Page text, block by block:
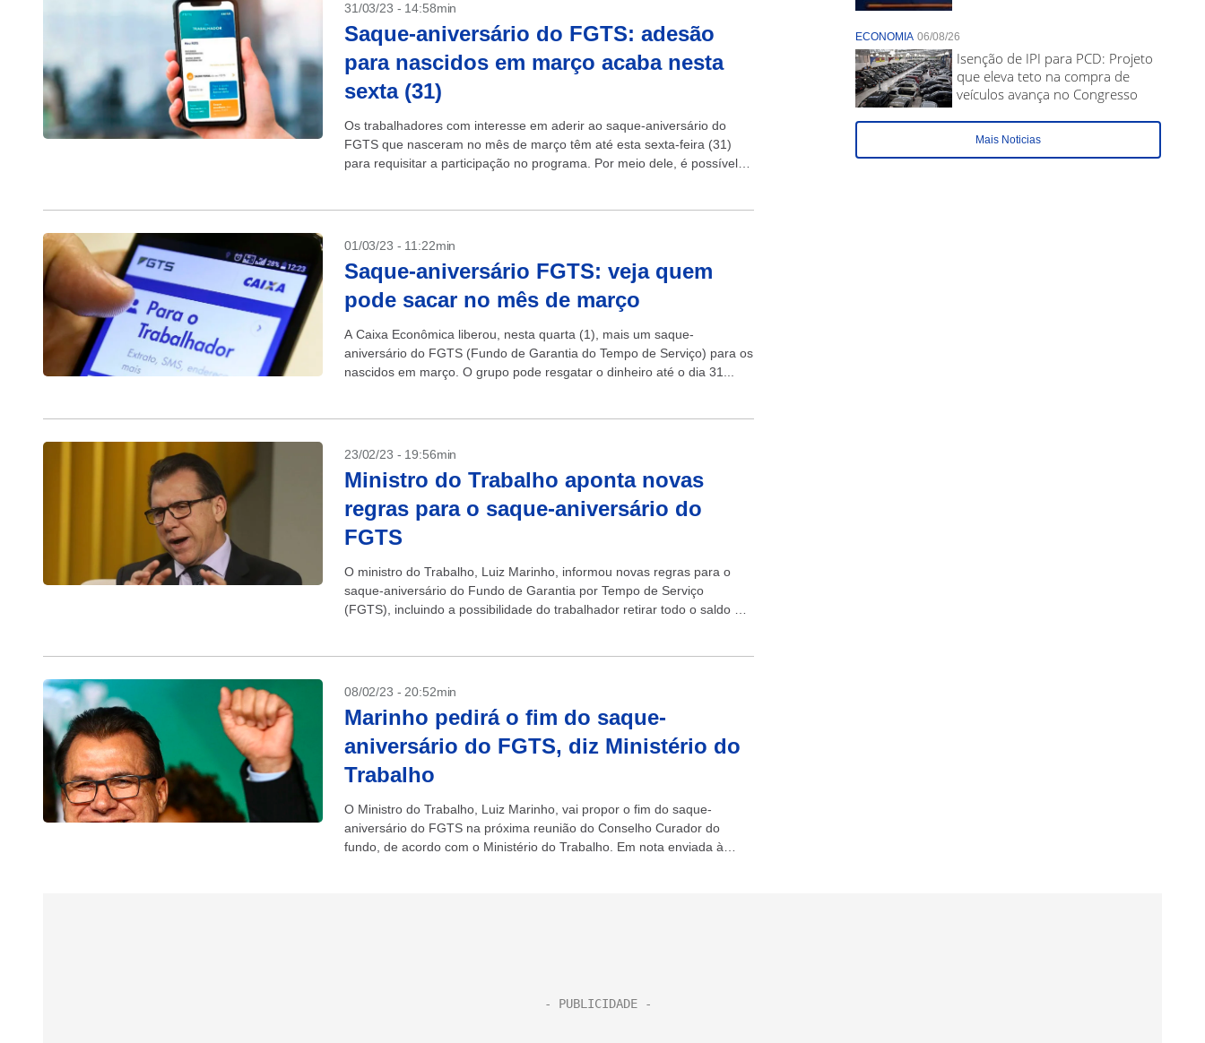
31/03/23 - 14:58min
Saque-aniversário do FGTS: adesão
para nascidos em março acaba nesta
sexta (31)
Os trabalhadores com interesse em aderir ao saque-aniversário do
FGTS que nasceram no mês de março têm até esta sexta-feira (31)
para requisitar a participação no programa. Por meio dele, é possível
01/03/23 - 11:22min
Saque-aniversário FGTS: veja quem
pode sacar no mês de março
A Caixa Econômica liberou, nesta quarta (1), mais um saque-
aniversário do FGTS (Fundo de Garantia do Tempo de Serviço) para os
nascidos em março. O grupo pode resgatar o dinheiro até o dia 31...
23/02/23 - 19:56min
Ministro do Trabalho aponta novas
regras para o saque-aniversário do
FGTS
O ministro do Trabalho, Luiz Marinho, informou novas regras para o
saque-aniversário do Fundo de Garantia por Tempo de Serviço
(FGTS), incluindo a possibilidade do trabalhador retirar todo o saldo de
08/02/23 - 20:52min
Marinho pedirá o fim do saque-
aniversário do FGTS, diz Ministério do
Trabalho
O Ministro do Trabalho, Luiz Marinho, vai propor o fim do saque-
aniversário do FGTS na próxima reunião do Conselho Curador do
fundo, de acordo com o Ministério do Trabalho. Em nota enviada à
ECONOMIA 06/08/26
Isenção de IPI para PCD: Projeto
que eleva teto na compra de
veículos avança no Congresso
Mais Noticias